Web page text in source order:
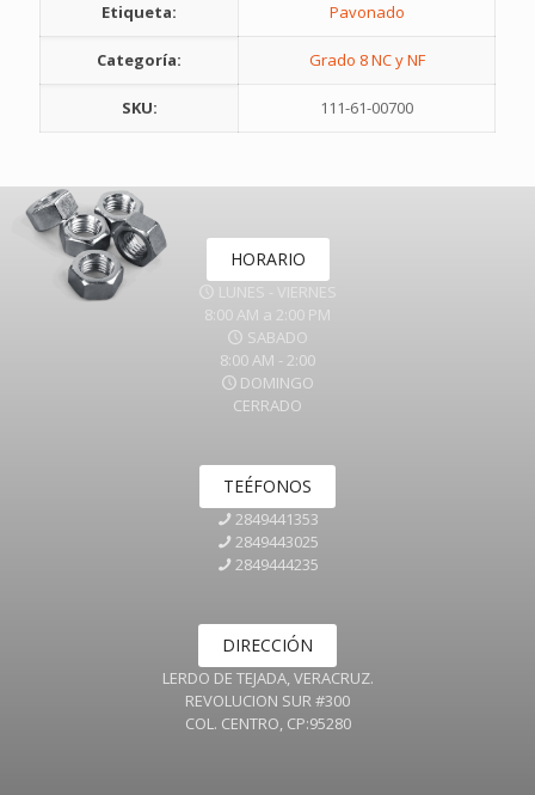
Etiqueta: Pavonado
Categoría: Grado 8 NC y NF
SKU: 111-61-00700
HORARIO
LUNES - VIERNES
8:00 AM a 2:00 PM
SABADO
8:00 AM - 2:00
DOMINGO
CERRADO
TEÉFONOS
2849441353
2849443025
2849444235
DIRECCIÓN
LERDO DE TEJADA, VERACRUZ.
REVOLUCION SUR #300
COL. CENTRO, CP:95280